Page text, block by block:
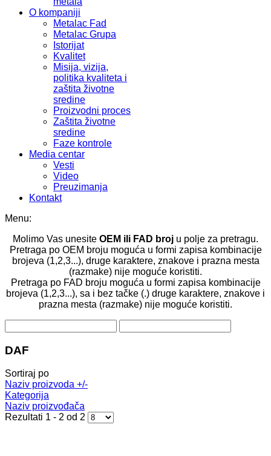
O kompaniji
Metalac Fad
Metalac Grupa
Istorijat
Kvalitet
Misija, vizija,
politika kvaliteta i
zaštita životne
sredine
Proizvodni proces
Zaštita životne
sredine
Faze kontrole
Media centar
Vesti
Video
Preuzimanja
Kontakt
Menu:
Molimo Vas unesite OEM ili FAD broj u polje za pretragu.
Pretraga po OEM broju moguća u formi zapisa kombinacije
brojeva (1,2,3...), druge karaktere, znakove i prazna mesta
(razmake) nije moguće koristiti.
Pretraga po FAD broju moguća u formi zapisa kombinacije
brojeva (1,2,3...), sa i bez tačke (.) druge karaktere, znakove i
prazna mesta (razmake) nije moguće koristiti.
DAF
Sortiraj po
Naziv proizvoda +/-
Kategorija
Naziv proizvođača
Rezultati 1 - 2 od 2